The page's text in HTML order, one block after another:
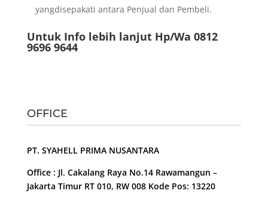
yangdisepakati antara Penjual dan Pembeli.
Untuk Info lebih lanjut Hp/Wa 0812
9696 9644
OFFICE
PT. SYAHELL PRIMA NUSANTARA
Office : Jl. Cakalang Raya No.14 Rawamangun –
Jakarta Timur RT 010, RW 008 Kode Pos: 13220